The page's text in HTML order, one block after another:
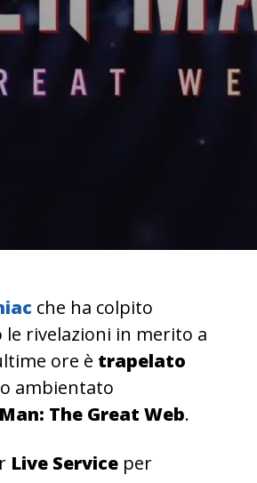
che ha colpito
le rivelazioni in merito a
ore è trapelato
ambientato
The Great Web.
Live Service per